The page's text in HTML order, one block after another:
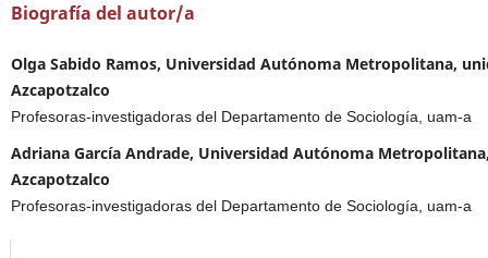
Biografía del autor/a
Olga Sabido Ramos, Universidad Autónoma Metropolitana,
Azcapotzalco
Profesoras-investigadoras del Departamento de Sociología, uam-a
Adriana García Andrade, Universidad Autónoma
Azcapotzalco
Profesoras-investigadoras del Departamento de Sociología, uam-a